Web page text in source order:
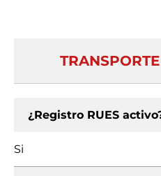
¿Registro RUES
Si